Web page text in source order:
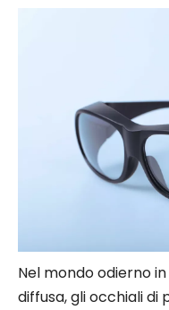
Nel mondo odierno
diffusa, gli occhiali di